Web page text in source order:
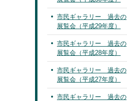
市民ギャラリー 過去の
展覧会（平成29年度）
市民ギャラリー 過去の
展覧会（平成28年度）
市民ギャラリー 過去の
展覧会（平成27年度）
市民ギャラリー 過去の